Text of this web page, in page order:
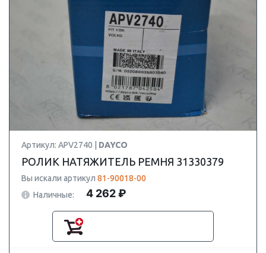
Артикул: APV2740 | DAYCO
РОЛИК НАТЯЖИТЕЛЬ РЕМНЯ 31330379
Вы искали артикул 81-90018-00
Наличные:
4 262 ₽